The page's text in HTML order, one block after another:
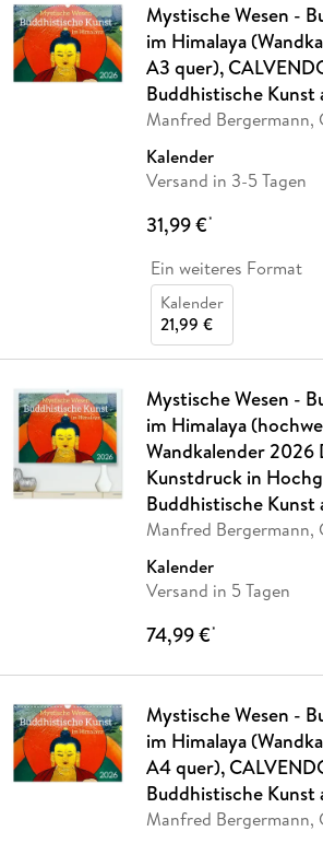
Mystische Wesen -
im Himalaya
A3 quer),
Buddhistische Kunst
Manfred Bergermann,
Kalender
Versand in 3-5 Tagen
31,99 €*
Ein weiteres Format
Kalender
21,99 €
Mystische Wesen -
im Himalaya
Wandkalender 2026
Kunstdruck in
Buddhistische Kunst
Manfred Bergermann,
Kalender
Versand in 5 Tagen
74,99 €*
Mystische Wesen -
im Himalaya
A4 quer),
Buddhistische Kunst
Manfred Bergermann,